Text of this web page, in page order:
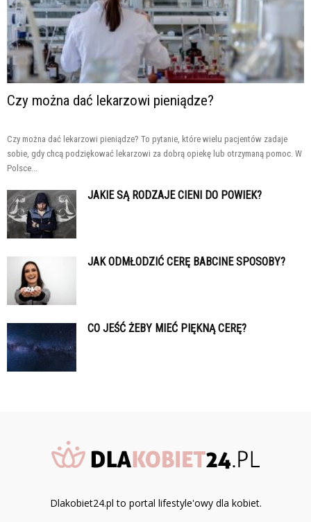
Czy można dać lekarzowi pieniądze?
Czy można dać lekarzowi pieniądze? To pytanie, które wielu pacjentów zadaje
sobie, gdy chcą podziękować lekarzowi za dobrą opiekę lub otrzymaną pomoc. W
Polsce...
JAKIE SĄ RODZAJE CIENI DO POWIEK?
JAK ODMŁODZIĆ CERĘ BABCINE SPOSOBY?
CO JEŚĆ ŻEBY MIEĆ PIĘKNĄ CERĘ?
Dlakobiet24.pl to portal lifestyle'owy dla kobiet.